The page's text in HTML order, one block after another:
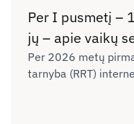
Per I pusmetį –
jų – apie vaikų
vaizdus ir
internete
Per 2026 metų
tarnyba (RRT)